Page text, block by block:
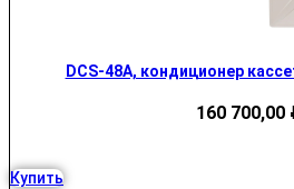
DCS-48A, кондиционер
160 700,00
Купить